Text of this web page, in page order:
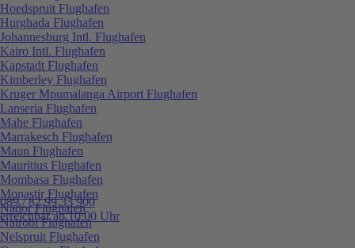
089 / 82 99 33 900
erreichbar ab 10:00 Uhr
Hoedspruit Flughafen
Hurghada Flughafen
Johannesburg Intl. Flughafen
Kairo Intl. Flughafen
Kapstadt Flughafen
Kimberley Flughafen
Kruger Mpumalanga Airport Flughafen
Lanseria Flughafen
Mahe Flughafen
Marrakesch Flughafen
Maun Flughafen
Mauritius Flughafen
Mombasa Flughafen
Monastir Flughafen
Nador Flughafen
Nairobi Flughafen
Nelspruit Flughafen